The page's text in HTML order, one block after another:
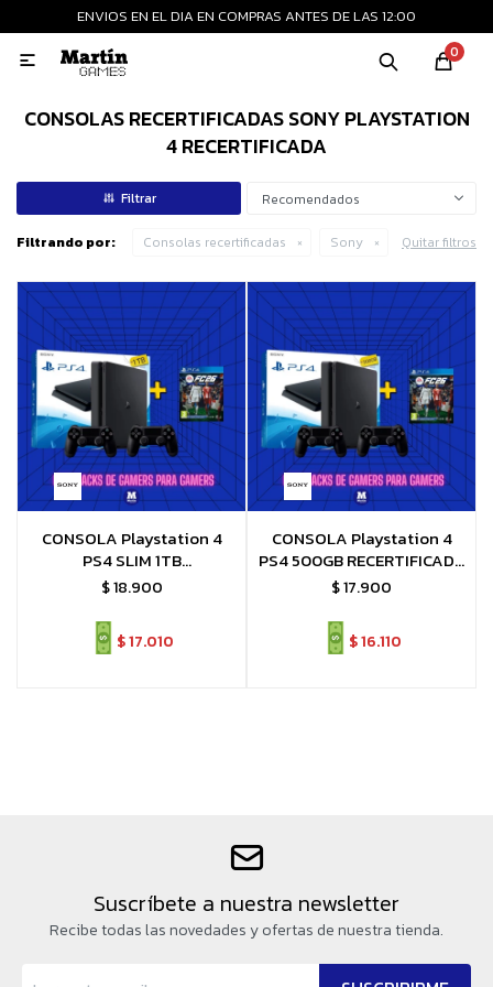
ENVIOS EN EL DIA EN COMPRAS ANTES DE LAS 12:00
0

CONSOLAS RECERTIFICADAS SONY PLAYSTATION
4 RECERTIFICADA
Recomendados
Filtrando por: Consolas recertificadas Sony Quitar filtros
CONSOLA Playstation 4
PS4 SLIM 1TB
RECERTIFICADA + FC26 o
$18.900
$17.010
CONSOLA Playstation 4
PS4 500GB RECERTIFICADA
+ FC26 o juego a eleccion
$17.900
$16.110
Suscríbete a nuestra newsletter
Recibe todas las novedades y ofertas de nuestra tienda.
MI CUENTA
Consolas nuevas
Juegos
Accesorios